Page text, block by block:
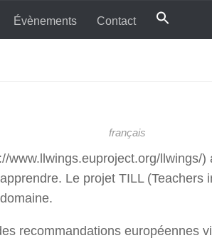
Évènements Contact
français
www.llwings.euproject.org/llwings/
Le projet TILL
recommandations européennes